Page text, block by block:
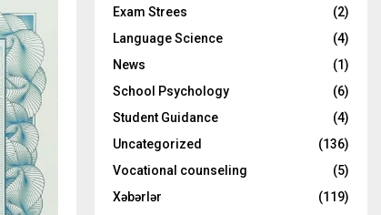
o
:
Exam Strees
(2)
Language Science
(4)
News
(1)
School Psychology
(6)
Student Guidance
(4)
Uncategorized
(136)
Vocational counseling
(5)
Xəbərlər
(119)